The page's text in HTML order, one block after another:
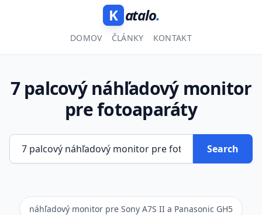
K atalo.
DOMOV ČLÁNKY KONTAKT
7 palcový náhľadový monitor
pre fotoaparáty
Search
náhľadový monitor pre Sony A7S II a Panasonic GH5